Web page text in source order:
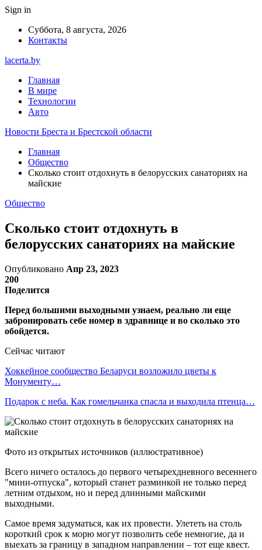
Sign in
Суббота, 8 августа, 2026
Контакты
lacerta.by
Главная
В мире
Технологии
Авто
Новости Бреста и Брестской области
Главная
Общество
Сколько стоит отдохнуть в белорусских санаториях на
майские
Общество
Сколько стоит отдохнуть в
белорусских санаториях на майские
Опубликовано Апр 23, 2023
200
Поделится
Перед большими выходными узнаем, реально ли еще
забронировать себе номер в здравнице и во сколько это
обойдется.
Сейчас читают
Хоккейное сообщество Беларуси возложило цветы к
Монументу…
Подарок с неба. Как гомельчанка спасла и выходила птенца…
Фото из открытых источников (иллюстративное)
Всего ничего осталось до первого четырехдневного весеннего
"мини-отпуска", который станет разминкой не только перед
летним отдыхом, но и перед длинными майскими
выходными.
Самое время задуматься, как их провести. Улететь на столь
короткий срок к морю могут позволить себе немногие, да и
выехать за границу в западном направлении – тот еще квест.